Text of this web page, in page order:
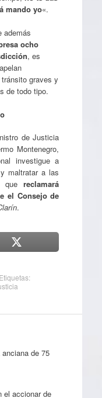
mando yo«.
además
ocho
, es
graves y
de todo tipo.
de Justicia
Montenegro,
investigue a
maltratar a las
quereclamará
el Consejo de
.
de 75
el accionar de